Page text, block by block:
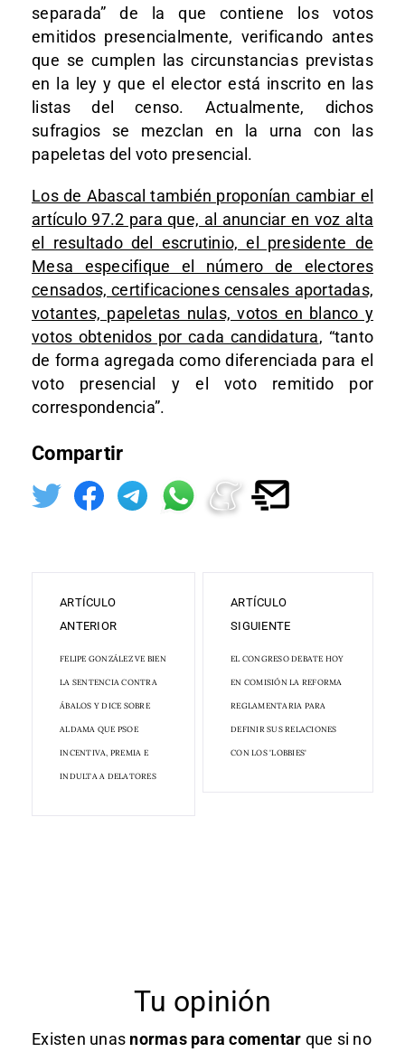
separada” de la que contiene los votos
emitidos presencialmente, verificando antes
que se cumplen las circunstancias previstas
en la ley y que el elector está inscrito en las
listas del censo. Actualmente, dichos
sufragios se mezclan en la urna con las
papeletas del voto presencial.
Los de Abascal también proponían cambiar el
artículo 97.2 para que, al anunciar en voz alta
el resultado del escrutinio, el presidente de
Mesa especifique el número de electores
censados, certificaciones censales aportadas,
votantes, papeletas nulas, votos en blanco y
votos obtenidos por cada candidatura, “tanto
de forma agregada como diferenciada para el
voto presencial y el voto remitido por
correspondencia”.
Compartir
ARTÍCULO
ANTERIOR
FELIPE GONZÁLEZ VE BIEN
LA SENTENCIA CONTRA
ÁBALOS Y DICE SOBRE
ALDAMA QUE PSOE
INCENTIVA, PREMIA E
INDULTA A DELATORES
ARTÍCULO
SIGUIENTE
EL CONGRESO DEBATE HOY
EN COMISIÓN LA REFORMA
REGLAMENTARIA PARA
DEFINIR SUS RELACIONES
CON LOS 'LOBBIES'
Tu opinión
Existen unas normas para comentar que si no